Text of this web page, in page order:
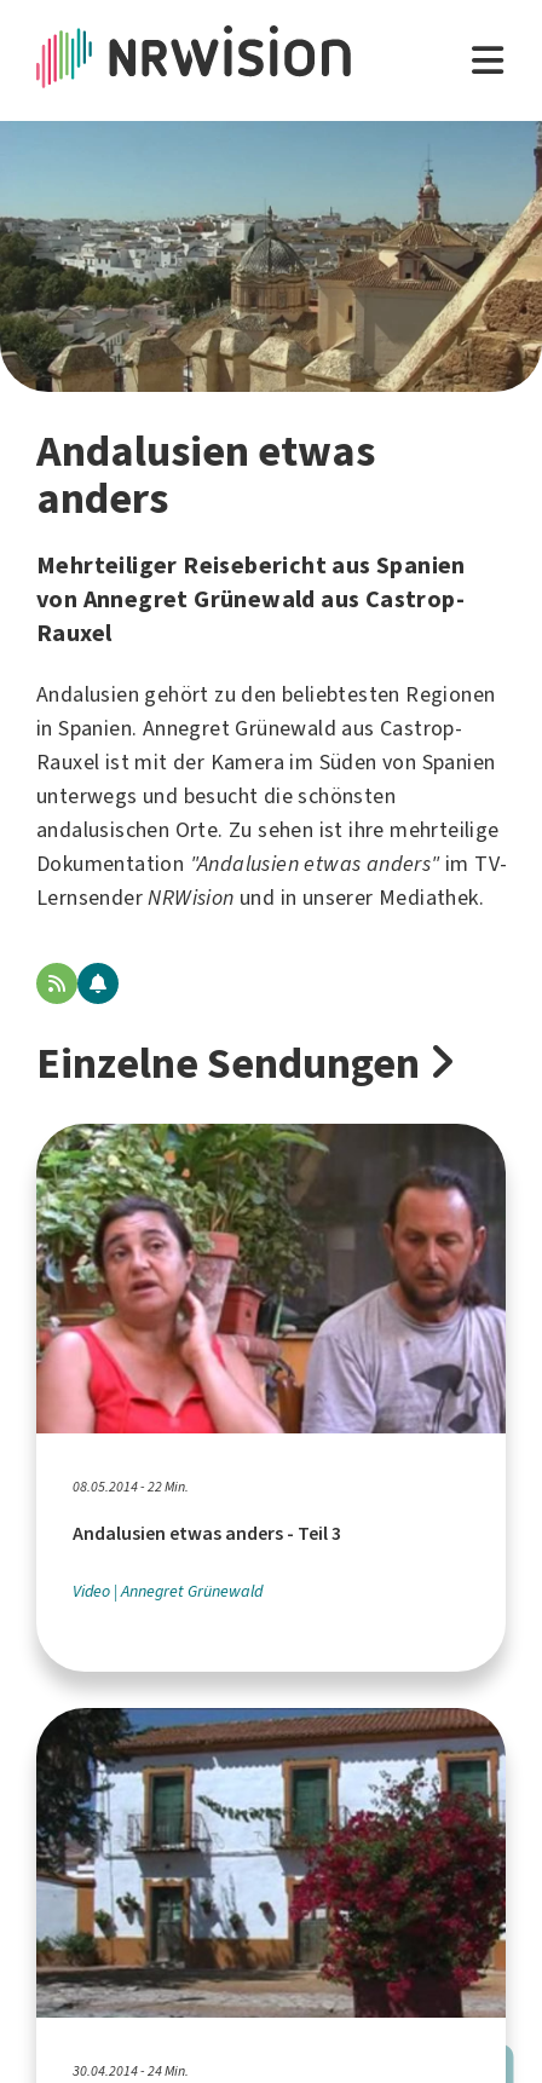
Andalusien etwas
anders
Mehrteiliger Reisebericht aus Spanien
von Annegret Grünewald aus Castrop-
Rauxel
Andalusien gehört zu den beliebtesten Regionen
in Spanien. Annegret Grünewald aus Castrop-
Rauxel ist mit der Kamera im Süden von Spanien
unterwegs und besucht die schönsten
andalusischen Orte. Zu sehen ist ihre mehrteilige
Dokumentation "Andalusien etwas anders"im TV-
LernsenderNRWision und in unserer Mediathek.
Einzelne Sendungen
08.05.2014 - 22 Min.
Andalusien etwas anders - Teil 3
Video Annegret Grünewald
30.04.2014 - 24 Min.